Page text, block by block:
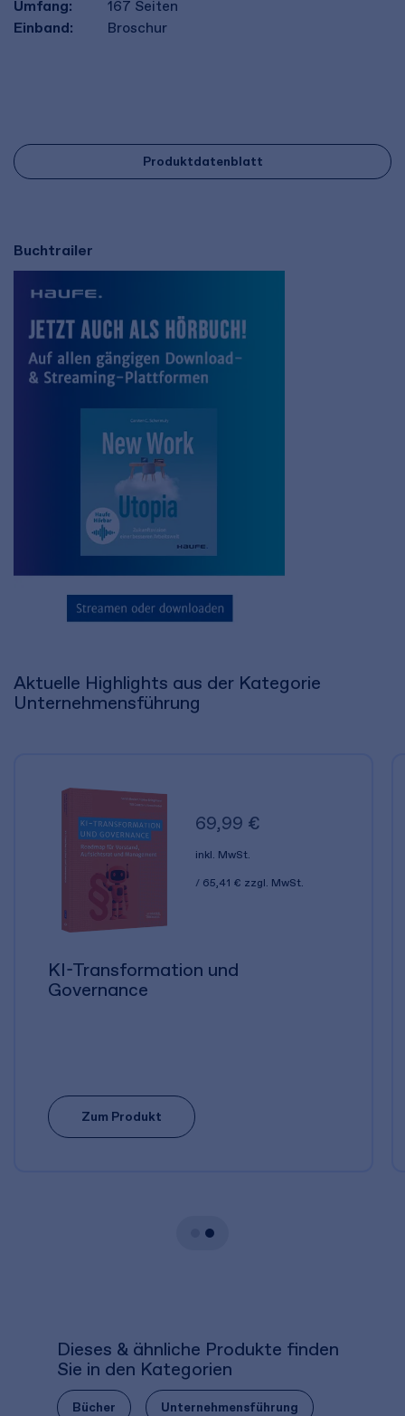
Umfang: 167 Seiten
Einband:
Broschur
Produktdatenblatt
Buchtrailer
Aktuelle Highlights aus der Kategorie
Unternehmensführung
69,99 €
inkl. MwSt.
65,41 € zzgl. MwSt.
KI-Transformation und
Governance
Zum Produkt
Dieses & ähnliche Produkte finden
Sie in den Kategorien
Bücher Unternehmensführung